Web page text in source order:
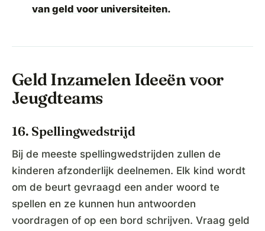
van geld voor universiteiten.
Geld Inzamelen Ideeën voor
Jeugdteams
16. Spellingwedstrijd
Bij de meeste spellingwedstrijden zullen de
kinderen afzonderlijk deelnemen. Elk kind wordt
om de beurt gevraagd een ander woord te
spellen en ze kunnen hun antwoorden
voordragen of op een bord schrijven. Vraag geld